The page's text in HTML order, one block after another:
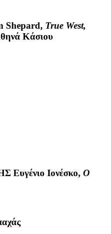
Shepard, True West,
Κάσιου
Ευγένιο Ιονέσκο, Ο